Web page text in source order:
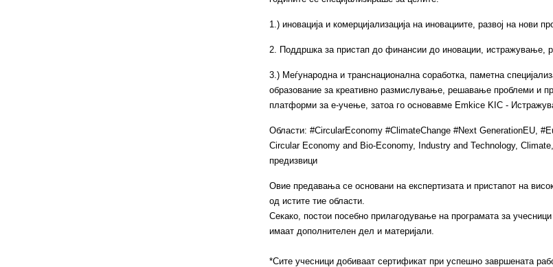
1.) иновација и комерцијализација на иновациите, развој на нови
2. Поддршка за пристап до финансии до иновации, истражување,
3.) Меѓународна и транснационална соработка, паметна
образование за креативно размислување, решавање проблеми и
платформи за е-учење, затоа го основавме Emkice KIC -
Области: #CircularEconomy #ClimateChange #Next GenerationEU,
Circular Economy and Bio-Economy, Industry and Technology,
предизвици
Овие предавања се основани на експертизата и пристапот на
од истите тие области.
Секако, постои посебно прилагодување на програмата за
имаат дополнителен дел и материјали.
*Сите учесници добиваат сертификат при успешно завршената